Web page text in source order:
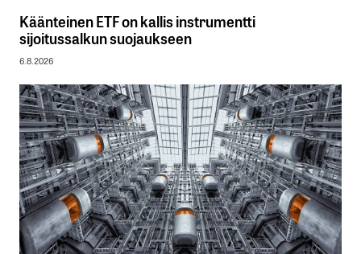
Käänteinen ETF on kallis instrumentti
sijoitussalkun suojaukseen
6.8.2026